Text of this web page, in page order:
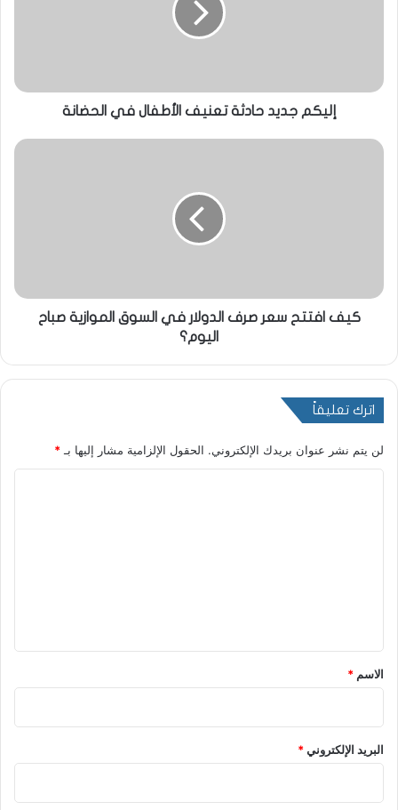
إليكم جديد حادثة تعنيف الأطفال في الحضانة
كيف افتتح سعر صرف الدولار في السوق الموازية صباح
اليوم؟
اترك تعليقاً
لن يتم نشر عنوان بريدك الإلكتروني. الحقول الإلزامية مشار إليها بـ*
*
الاسم *
البريد الإلكتروني*